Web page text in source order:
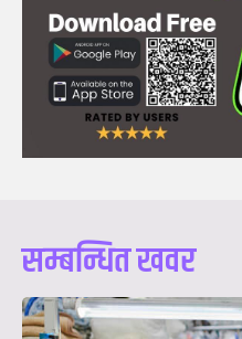
सम्बन्धित खवर